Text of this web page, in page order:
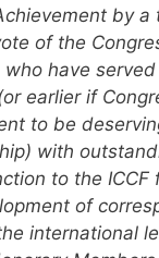
by
of the
who have
earlier if
to be
with
to the ICCF
of
international